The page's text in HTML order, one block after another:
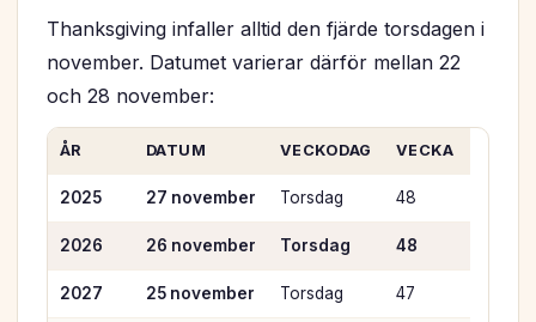
Thanksgiving infaller alltid den fjärde torsdagen i
november. Datumet varierar därför mellan 22
och 28 november:
ÅR DATUM VECKODAG VECKA
2025 27 november Torsdag 48
2026 26 november Torsdag 48
2027 25 november Torsdag 47